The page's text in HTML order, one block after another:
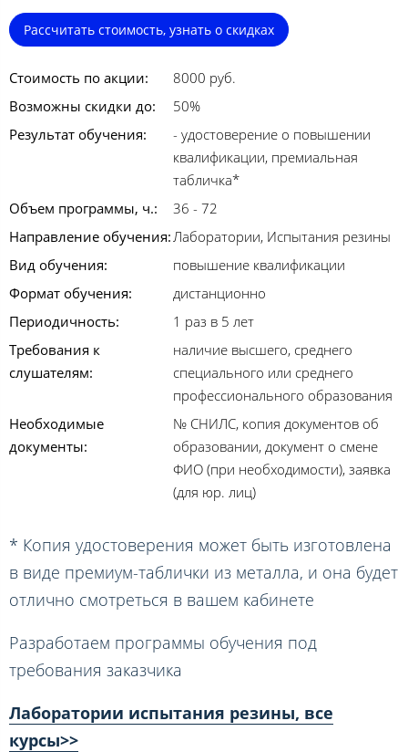
Рассчитать стоимость, узнать о скидках
Стоимость по акции:
8000 руб.
Возможны скидки до:
50%
Результат обучения:
- удостоверение о повышении
квалификации, премиальная
табличка*
Объем программы, ч.:
36 - 72
Направление обучения:Лаборатории, Испытания резины
Вид обучения:
повышение квалификации
Формат обучения:
дистанционно
Периодичность:
1 раз в 5 лет
Требования к
слушателям:
наличие высшего, среднего
специального или среднего
профессионального образования
Необходимые
документы:
№ СНИЛС, копия документов об
образовании, документ о смене
ФИО (при необходимости), заявка
(для юр. лиц)
* Копия удостоверения может быть изготовлена
в виде премиум-таблички из металла, и она будет
отлично смотреться в вашем кабинете
Разработаем программы обучения под
требования заказчика
Лаборатории испытания резины, все
курсы>>